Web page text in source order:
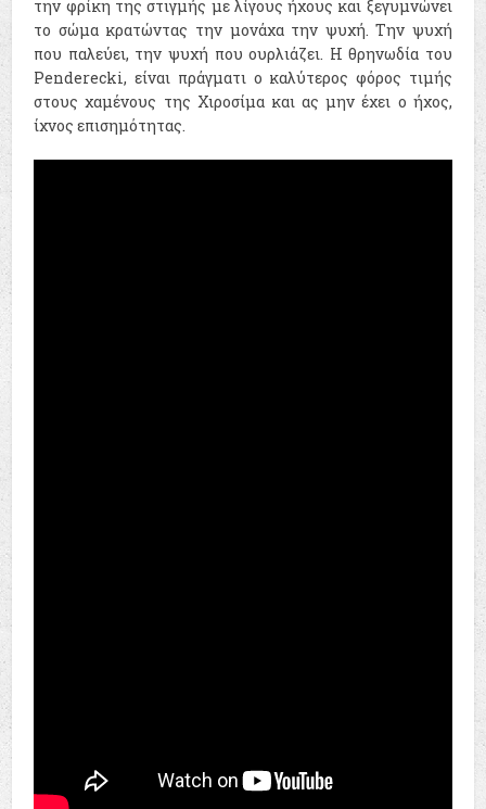
την φρίκη της στιγμής με λίγους ήχους και ξεγυμνώνει
το σώμα κρατώντας την μονάχα την ψυχή. Την ψυχή
που παλεύει, την ψυχή που ουρλιάζει. Η θρηνωδία του
Penderecki, είναι πράγματι ο καλύτερος φόρος τιμής
στους χαμένους της Χιροσίμα και ας μην έχει ο ήχος,
ίχνος επισημότητας.